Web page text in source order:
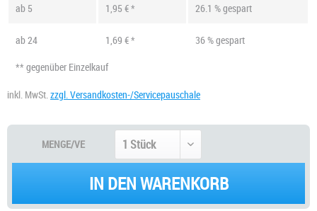
ab 5 1,95 € * 26.1 % gespart
ab24 1,69 € *
36 % gespart
** gegenüber Einzelkauf
inkl. MwSt. zzgl. Versandkosten-/Servicepauschale
MENGE/VE
IN DEN WARENKORB